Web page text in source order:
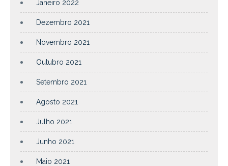
Janeiro 2022
Dezembro 2021
Novembro 2021
Outubro 2021
Setembro 2021
Agosto 2021
Julho 2021
Junho 2021
Maio 2021